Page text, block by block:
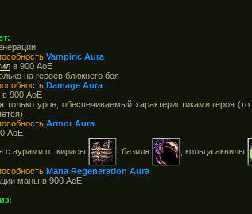
Vampiric Aura
в 900 АоЕ
на героев ближнего боя
Damage Aura
в 900 АоЕ
только урон, обеспечиваемый характеристиками героя
Armor Aura
АоЕ
с аурами от кирасы
, базиля , кольца аквилы
Mana Regeneration Aura
маны в 900 АоЕ